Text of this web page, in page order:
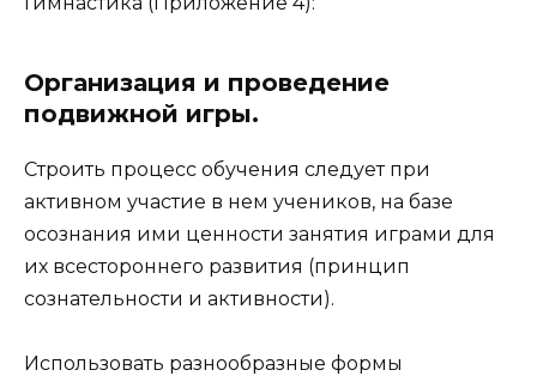
Организация и проведение
подвижной игры.
Строить процесс обучения следует при
активном участие в нем учеников, на базе
осознания ими ценности занятия играми для
их всестороннего развития (принцип
сознательности и активности).
Использовать разнообразные формы